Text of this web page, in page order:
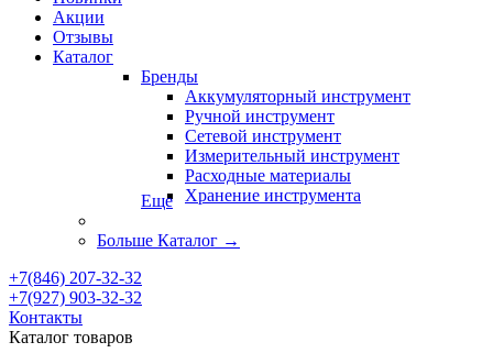
Акции
Отзывы
Каталог
Бренды
Аккумуляторный инструмент
Ручной инструмент
Сетевой инструмент
Измерительный инструмент
Расходные материалы
Хранение инструмента
Еще
Больше Каталог →
+7(846) 207-32-32
+7(927) 903-32-32
Контакты
Каталог товаров